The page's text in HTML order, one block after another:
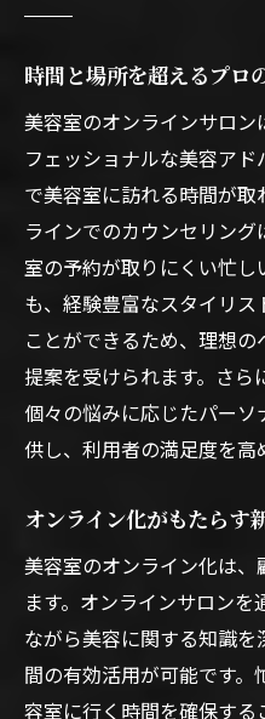
時間と場所を超えるプロ
美容室のオンラインサロ
フェッショナルな美容ア
で美容室に訪れる時間が
ラインでのカウンセリン
室の予約が取りにくい忙
も、経験豊富なスタイリ
ことができるため、理想
提案を受けられます。さら
個々の悩みに応じたパー
供し、利用者の満足度を高
オンライン化がもたらす
美容室のオンライン化は
ます。オンラインサロン
ながら美容に関する知識
間の有効活用が可能です
容室に行く時間を確保す